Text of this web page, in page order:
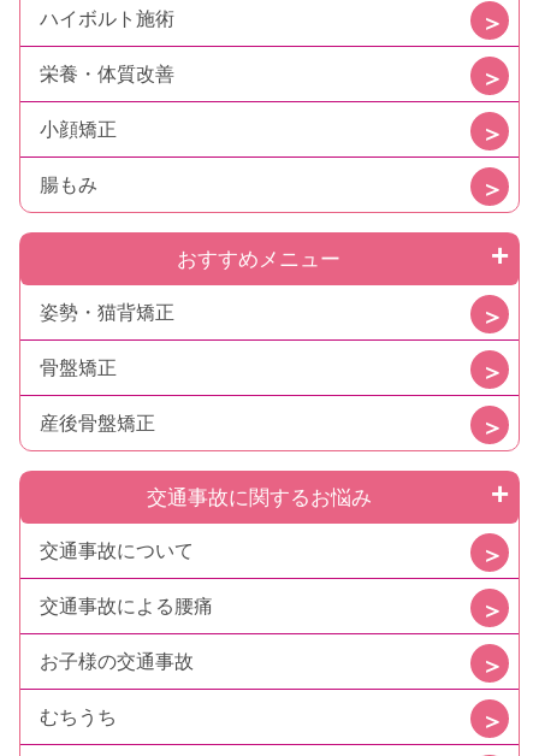
ハイボルト施術
栄養・体質改善
小顔矯正
腸もみ
おすすめメニュー
姿勢・猫背矯正
骨盤矯正
産後骨盤矯正
交通事故に関するお悩み
交通事故について
交通事故による腰痛
お子様の交通事故
むちうち